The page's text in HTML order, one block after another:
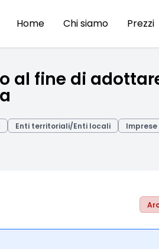
Home Chi siamo Prezzi
al fine di
Enti territoriali/Enti locali Imprese